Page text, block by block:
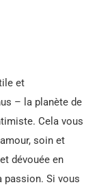
et
– la planète de
Cela vous
soin et
dévouée en
passion. Si vous